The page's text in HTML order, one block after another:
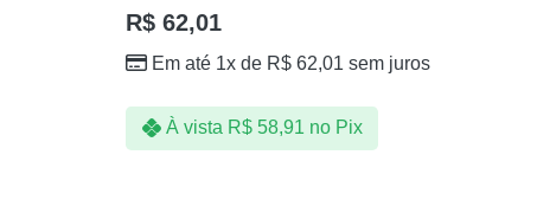
R$ 62,01
Em até 1x de R$ 62,01 sem juros
À vista R$58,91 no Pix